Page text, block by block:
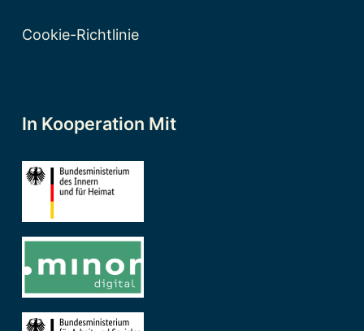
Cookie-Richtlinie
In Kooperation Mit